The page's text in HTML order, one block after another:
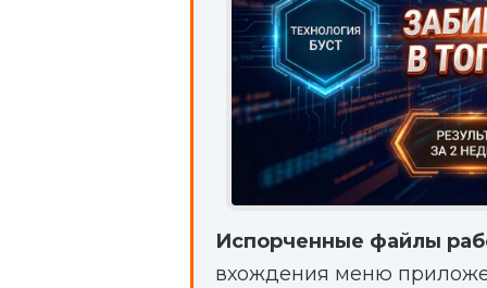
Испорченные файлы
вхождения меню